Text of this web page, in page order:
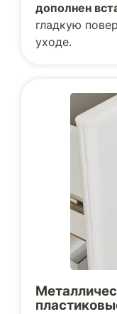
дополнен
гладкую
уходе.